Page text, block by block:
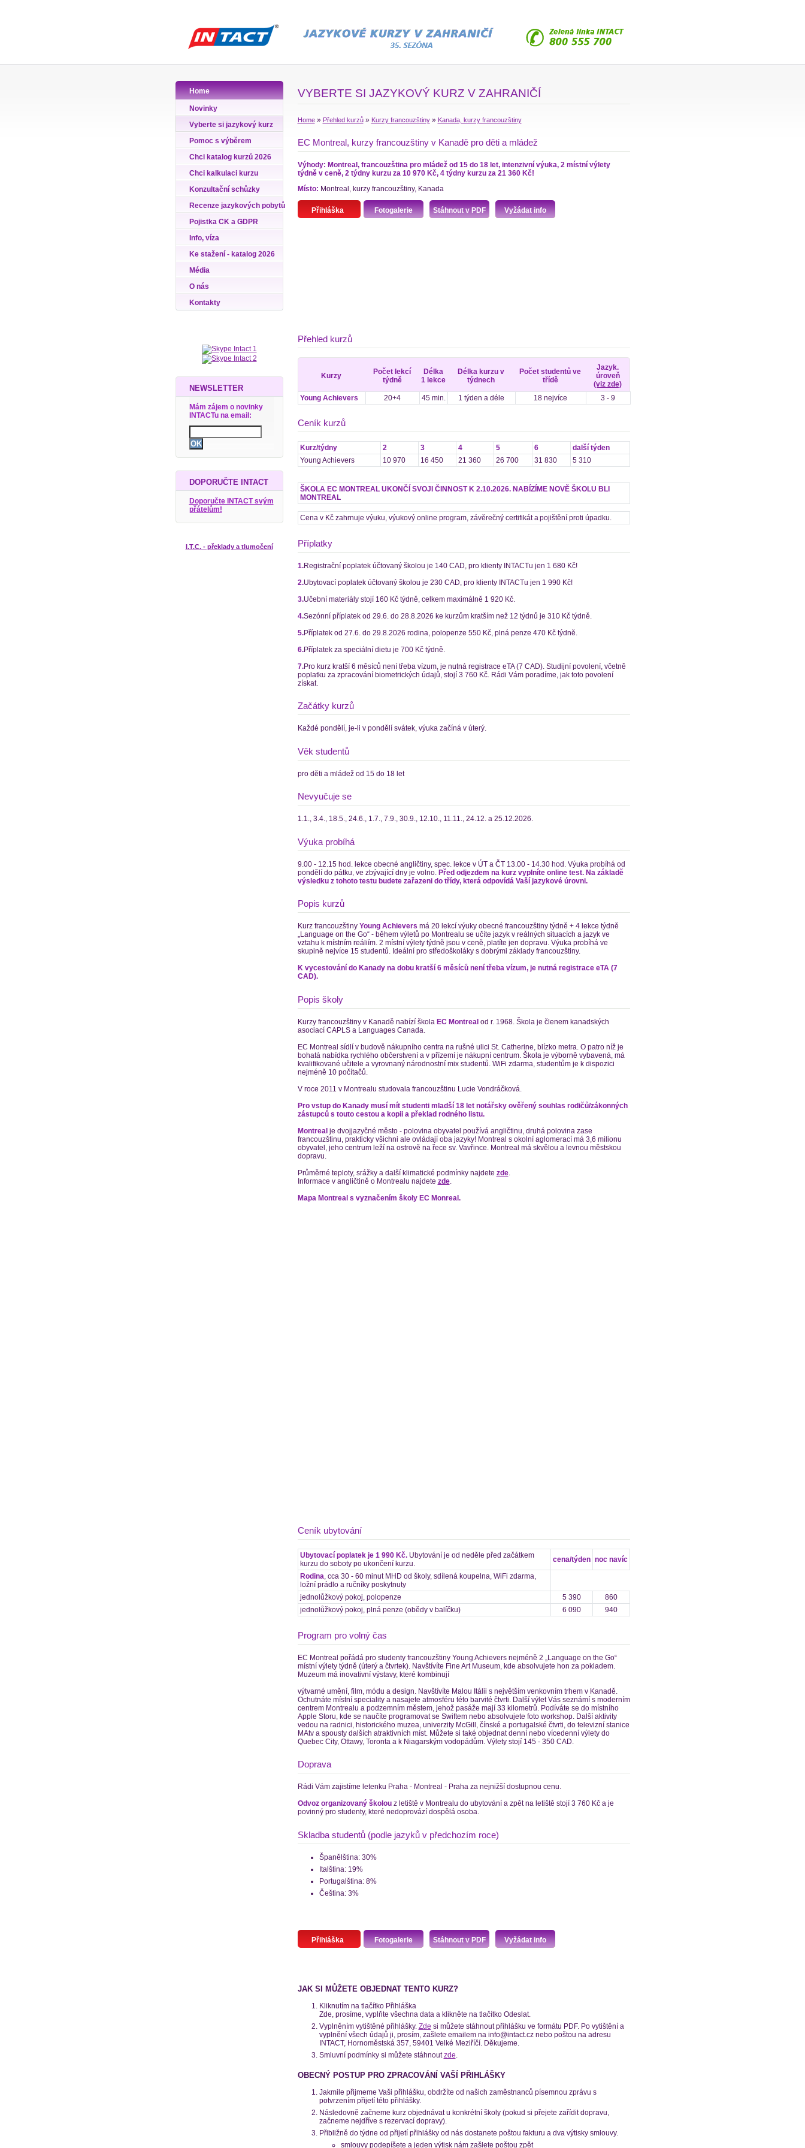
Home
Novinky
Vyberte si jazykový kurz
Pomoc s výběrem
Chci katalog kurzů 2026
Chci kalkulaci kurzu
Konzultační schůzky
Recenze jazykových pobytů
Pojistka CK a GDPR
Info, víza
Ke stažení - katalog 2026
Média
O nás
Kontakty
NEWSLETTER
Mám zájem o novinky
INTACTu na email:
DOPORUČTE INTACT
Doporučte INTACT svým
přátelům!
I.T.C. - překlady a tlumočení
VYBERTE SI JAZYKOVÝ KURZ V ZAHRANIČÍ
Home» Přehled kurzů» Kurzy francouzštiny» Kanada, kurzy francouzštiny
EC Montreal, kurzy francouzštiny v Kanadě pro děti a mládež
Výhody: Montreal, francouzština pro mládež od 15 do 18 let, intenzivní výuka, 2 místní výlety
týdně v ceně, 2 týdny kurzu za 10 970 Kč, 4 týdny kurzu za 21 360 Kč!
Místo: Montreal, kurzy francouzštiny, Kanada
Přihláška Fotogalerie Stáhnout v PDF Vyžádat info
Přehled kurzů
Kurzy
Počet lekcí
týdně
Délka
1 lekce
Délka kurzu v
týdnech
Počet studentů ve
třídě
Jazyk.
úroveň
(viz zde)
Young Achievers
20+4 45 min. 1 týden a déle 18 nejvíce 3 - 9
Ceník kurzů
Kurz/týdny 2 3 4 5 6
další týden
Young Achievers
10 970 16 450 21 360 26 700 31 830 5 310
ŠKOLA EC MONTREAL UKONČÍ SVOJI ČINNOST K 2.10.2026. NABÍZÍME NOVĚ ŠKOLU BLI
MONTREAL
Cena v Kč zahrnuje výuku, výukový online program, závěrečný certifikát a pojištění proti úpadku.
Příplatky
1.Registrační poplatek účtovaný školou je 140 CAD, pro klienty INTACTu jen 1 680 Kč!
2.Ubytovací poplatek účtovaný školou je 230 CAD, pro klienty INTACTu jen 1 990 Kč!
3.Učební materiály stojí 160 Kč týdně, celkem maximálně 1 920 Kč.
4.Sezónní příplatek od 29.6. do 28.8.2026 ke kurzům kratším než 12 týdnů je 310 Kč týdně.
5.Příplatek od 27.6. do 29.8.2026 rodina, polopenze 550 Kč, plná penze 470 Kč týdně.
6.Příplatek za speciální dietu je 700 Kč týdně.
7.Pro kurz kratší 6 měsíců není třeba vízum, je nutná registrace eTA (7 CAD). Studijní povolení, včetně
poplatku za zpracování biometrických údajů, stojí 3 760 Kč. Rádi Vám poradíme, jak toto povolení
získat.
Začátky kurzů
Každé pondělí, je-li v pondělí svátek, výuka začíná v úterý.
Věk studentů
pro děti a mládež od 15 do 18 let
Nevyučuje se
1.1., 3.4., 18.5., 24.6., 1.7., 7.9., 30.9., 12.10., 11.11., 24.12. a 25.12.2026.
Výuka probíhá
9.00 - 12.15 hod. lekce obecné angličtiny, spec. lekce v ÚT a ČT 13.00 - 14.30 hod. Výuka probíhá od
pondělí do pátku, ve zbývající dny je volno. Před odjezdem na kurz vyplníte online test. Na základě
výsledku z tohoto testu budete zařazeni do třídy, která odpovídá Vaší jazykové úrovni.
Popis kurzů
Kurz francouzštiny Young Achievers má 20 lekcí výuky obecné francouzštiny týdně + 4 lekce týdně
„Language on the Go“ - během výletů po Montrealu se učíte jazyk v reálných situacích a jazyk ve
vztahu k místním reáliím. 2 místní výlety týdně jsou v ceně, platíte jen dopravu. Výuka probíhá ve
skupině nejvíce 15 studentů. Ideální pro středoškoláky s dobrými základy francouzštiny.
K vycestování do Kanady na dobu kratší 6 měsíců není třeba vízum, je nutná registrace eTA (7
CAD).
Popis školy
Kurzy francouzštiny v Kanadě nabízí škola EC Montrealod r. 1968. Škola je členem kanadských
asociací CAPLS a Languages Canada.
EC Montreal sídlí v budově nákupního centra na rušné ulici St. Catherine, blízko metra. O patro níž je
bohatá nabídka rychlého občerstvení a v přízemí je nákupní centrum. Škola je výborně vybavená, má
kvalifikované učitele a vyrovnaný národnostní mix studentů. WiFi zdarma, studentům je k dispozici
nejméně 10 počítačů.
V roce 2011 v Montrealu studovala francouzštinu Lucie Vondráčková.
Pro vstup do Kanady musí mít studenti mladší 18 let notářsky ověřený souhlas rodičů/zákonných
zástupců s touto cestou a kopii a překlad rodného listu.
Montrealje dvojjazyčné město - polovina obyvatel používá angličtinu, druhá polovina zase
francouzštinu, prakticky všichni ale ovládají oba jazyky! Montreal s okolní aglomerací má 3,6 milionu
obyvatel, jeho centrum leží na ostrově na řece sv. Vavřince. Montreal má skvělou a levnou městskou
dopravu.
Průměrné teploty, srážky a další klimatické podmínky najdete zde.
Informace v angličtině o Montrealu najdete zde.
Mapa Montreal s vyznačením školy EC Monreal.
Ceník ubytování
Ubytovací poplatek je 1 990 Kč.Ubytování je od neděle před začátkem
kurzu do soboty po ukončení kurzu.
cena/týden noc navíc
Rodina, cca 30 - 60 minut MHD od školy, sdílená koupelna, WiFi zdarma,
ložní prádlo a ručníky poskytnuty
jednolůžkový pokoj, polopenze
5 390
860
jednolůžkový pokoj, plná penze (obědy v balíčku)
6 090 940
Program pro volný čas
EC Montreal pořádá pro studenty francouzštiny Young Achievers nejméně 2 „Language on the Go“
místní výlety týdně (úterý a čtvrtek). Navštívíte Fine Art Museum, kde absolvujete hon za pokladem.
Muzeum má inovativní výstavy, které kombinují
výtvarné umění, film, módu a design. Navštívíte Malou Itálii s největším venkovním trhem v Kanadě.
Ochutnáte místní speciality a nasajete atmosféru této barvité čtvrti. Další výlet Vás seznámí s moderním
centrem Montrealu a podzemním městem, jehož pasáže mají 33 kilometrů. Podíváte se do místního
Apple Storu, kde se naučíte programovat se Swiftem nebo absolvujete foto workshop. Další aktivity
vedou na radnici, historického muzea, univerzity McGill, čínské a portugalské čtvrti, do televizní stanice
MAtv a spousty dalších atraktivních míst. Můžete si také objednat denní nebo vícedenní výlety do
Quebec City, Ottawy, Toronta a k Niagarským vodopádům. Výlety stojí 145 - 350 CAD.
Doprava
Rádi Vám zajistíme letenku Praha - Montreal - Praha za nejnižší dostupnou cenu.
Odvoz organizovaný školouz letiště v Montrealu do ubytování a zpět na letiště stojí 3 760 Kč a je
povinný pro studenty, které nedoprovází dospělá osoba.
Skladba studentů (podle jazyků v předchozím roce)
Španělština: 30%
Italština: 19%
Portugalština: 8%
Čeština: 3%
Přihláška Fotogalerie Stáhnout v PDF Vyžádat info
JAK SI MŮŽETE OBJEDNAT TENTO KURZ?
Kliknutím na tlačítko Přihláška
Zde, prosíme, vyplňte všechna data a klikněte na tlačítko Odeslat.
Vyplněním vytištěné přihlášky. Zde si můžete stáhnout přihlášku ve formátu PDF. Po vytištění a
vyplnění všech údajů ji, prosím, zašlete emailem na info@intact.cz nebo poštou na adresu
INTACT, Hornoměstská 357, 59401 Velké Meziříčí. Děkujeme.
Smluvní podmínky si můžete stáhnoutzde
OBECNÝ POSTUP PRO ZPRACOVÁNÍ VAŠÍ PŘIHLÁŠKY
Jakmile přijmeme Vaši přihlášku, obdržíte od našich zaměstnanců písemnou zprávu s
potvrzením přijetí této přihlášky.
Následovně začneme kurz objednávat u konkrétní školy (pokud si přejete zařídit dopravu,
začneme nejdříve s rezervací dopravy).
Přibližně do týdne od přijetí přihlášky od nás dostanete poštou fakturu a dva výtisky smlouvy.
smlouvy podepíšete a jeden výtisk nám zašlete poštou zpět